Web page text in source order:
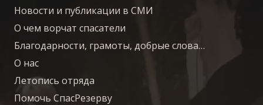
Новости и публикации в СМИ
О чем ворчат спасатели
Благодарности, грамоты, добрые слова…
О нас
Летопись отряда
Помочь СпасРезерву